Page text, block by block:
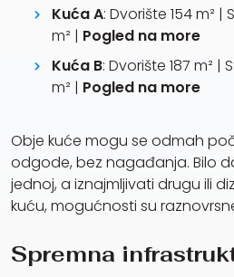
Kuća A: Dvorište 154 m²
m² | Pogled na more
Kuća B: Dvorište 187 m² |
m² | Pogled na more
Obje kuće mogu se odmah
odgode, bez nagađanja. Bilo
jednoj, a iznajmljivati ​​drugu ili
kuću, mogućnosti su
Spremna